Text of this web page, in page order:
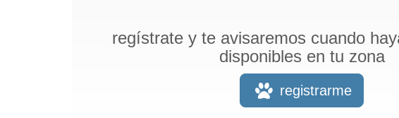
regístrate y te avisaremos cuando
disponibles en tu zona
registrarme